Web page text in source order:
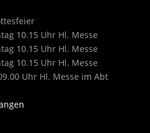
10.15 Uhr Hl. Messe
10.15 Uhr Hl. Messe
10.15 Uhr Hl. Messe
Uhr Hl. Messe im Abt